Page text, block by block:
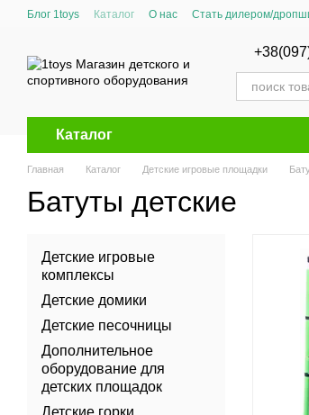
Перейти к основному контенту
Блог 1toys Каталог О нас Стать дилером/
Каталог
Главная Каталог Детские игровые площадки
Батуты детские
Детские игровые
комплексы
Детские домики
Детские песочницы
Дополнительное
оборудование для
детских площадок
Детские горки